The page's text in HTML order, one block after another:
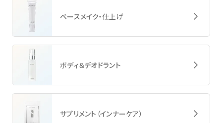
ベースメイク・仕上げ
ボディ＆デオドラント
サプリメント（インナーケア）